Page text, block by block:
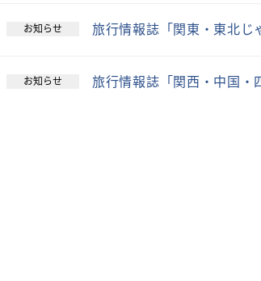
お知らせ 旅行情報誌「関東・東北じ
お知らせ 旅行情報誌「関西・中国・